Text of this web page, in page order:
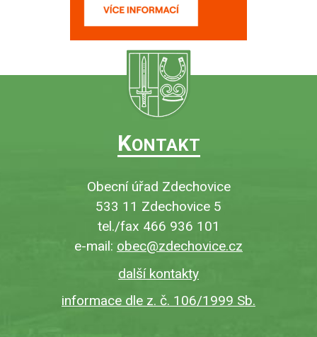
KONTAKT
Obecní úřad Zdechovice
533 11 Zdechovice 5
tel./fax 466 936 101
e-mail: obec@zdechovice.cz
další kontakty
informace dle z. č. 106/1999 Sb.